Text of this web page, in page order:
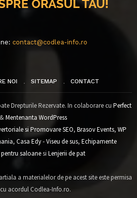
contact@codlea-info.ro
NOI SITEMAP CONTACT
Drepturile Rezervate. In colaborare cu Perfect
Mentenanta WordPress
si Promovare SEO, Brasov Events, WP
, Casa Edy - Viseu de sus, Echipamente
saloanesi Lenjerii de pat
a materialelor de pe acest site este permisa
acordul Codlea-Info.ro.